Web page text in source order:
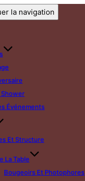
la navigation
Shower
Événements
Et Structure
La Table
Bougeoirs Et Photophores